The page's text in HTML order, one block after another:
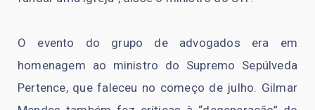
O evento do grupo de advogados era em
homenagem ao ministro do Supremo Sepúlveda
Pertence, que faleceu no começo de julho. Gilmar